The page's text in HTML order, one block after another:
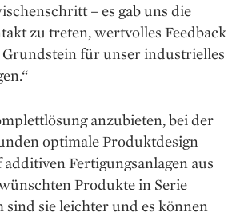
– es gab uns die
zu treten, wertvolles Feedback
für unser industrielles
anzubieten, bei der
optimale Produktdesign
Fertigungsanlagen aus
Produkte in Serie
sie leichter und es können